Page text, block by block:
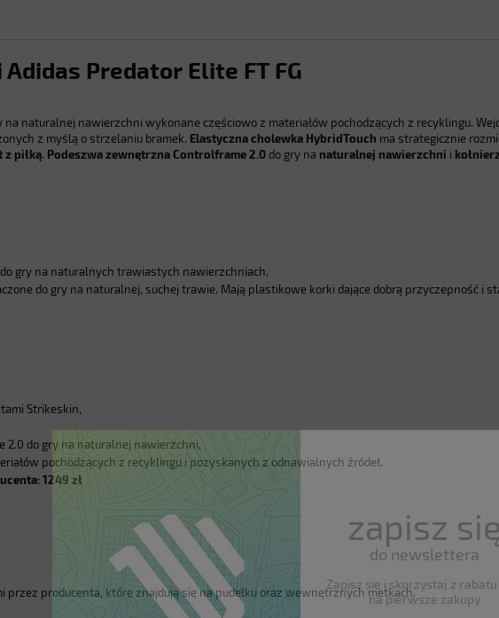
Predator Elite FT FG
naturalnej nawierzchni wykonane częściowo z materiałów pochodzących z recyklingu.
z myślą o strzelaniu bramek. Elastyczna cholewka HybridTouch ma strategicznie
z piłką. Podeszwa zewnętrzna Controlframe 2.0 do gry na naturalnej nawierzchni i
do gry na naturalnych trawiastych nawierzchniach,
do gry na naturalnej, suchej trawie. Mają plastikowe korki dające dobrą przyczepność i
Strikeskin,
2.0 do gry na naturalnej nawierzchni,
pochodzących z recyklingu i pozyskanych z odnawialnych źródeł.
1249 zł
przez producenta, które znajdują się na pudełku oraz wewnętrznych metkach.
zapisz się
do newslettera
Zapisz się i skorzystaj z
na pierwsze zakupy